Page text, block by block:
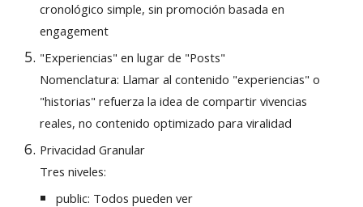
cronológico simple, sin promoción basada en
engagement
"Experiencias" en lugar de "Posts"
Nomenclatura: Llamar al contenido "experiencias" o
"historias" refuerza la idea de compartir vivencias
reales, no contenido optimizado para viralidad
Privacidad Granular
Tres niveles:
public: Todos pueden ver